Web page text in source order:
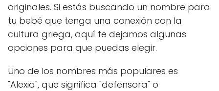
originales. Si estás buscando un nombre para
tu bebé que tenga una conexión con la
cultura griega, aquí te dejamos algunas
opciones para que puedas elegir.
Uno de los nombres más populares es
"Alexia", que significa "defensora" o